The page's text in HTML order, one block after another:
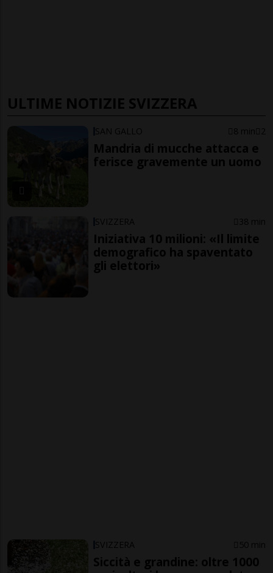
ULTIME NOTIZIE SVIZZERA
SAN GALLO 8 min 2
Mandria di mucche attacca e
ferisce gravemente un uomo
SVIZZERA 38 min
Iniziativa 10 milioni: «Il limite
demografico ha spaventato
gli elettori»
SVIZZERA 50 min
Siccità e grandine: oltre 1000